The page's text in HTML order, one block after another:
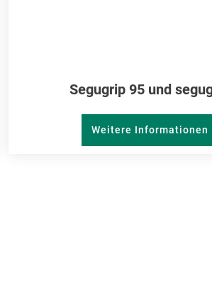
Segugrip 95 und
Weitere Informationen